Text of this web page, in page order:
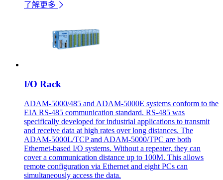
了解更多
I/O Rack
ADAM-5000/485 and ADAM-5000E systems conform to the
EIA RS-485 communication standard. RS-485 was
specifically developed for industrial applications to transmit
and receive data at high rates over long distances. The
ADAM-5000L/TCP and ADAM-5000/TPC are both
Ethernet-based I/O systems. Without a repeater, they can
cover a communication distance up to 100M. This allows
remote configuration via Ethernet and eight PCs can
simultaneously access the data.